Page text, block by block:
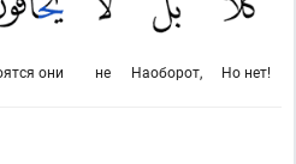
Но нет!
Наоборот,
не
они